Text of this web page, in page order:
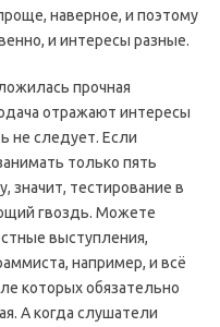
наверное, и поэтому
и интересы разные.
прочная
отражают интересы
не следует. Если
только пять
значит, тестирование в
гвоздь. Можете
выступления,
например, и всё
которых обязательно
А когда слушатели